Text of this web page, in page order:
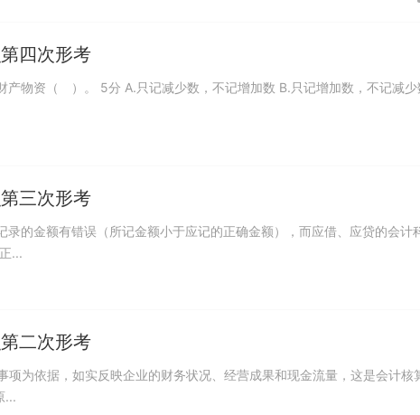
四次形考
产物资（ ）。 5分 A.只记减少数，不记增加数 B.只记增加数，不记减少
三次形考
的金额有错误（所记金额小于应记的正确金额），而应借、应贷的会计
...
二次形考
为依据，如实反映企业的财务状况、经营成果和现金流量，这是会计核
...